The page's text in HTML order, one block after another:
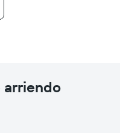
arriendo